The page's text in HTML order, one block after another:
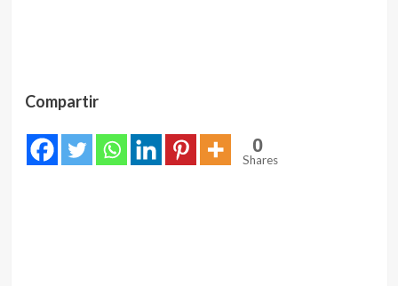
Compartir
0
Shares